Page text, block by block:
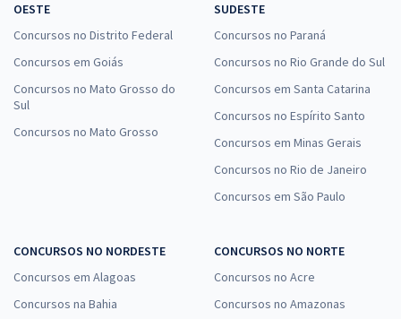
OESTE
Concursos no Distrito Federal
Concursos em Goiás
Concursos no Mato Grosso do
Sul
Concursos no Mato Grosso
SUDESTE
Concursos no Paraná
Concursos no Rio Grande do Sul
Concursos em Santa Catarina
Concursos no Espírito Santo
Concursos em Minas Gerais
Concursos no Rio de Janeiro
Concursos em São Paulo
CONCURSOS NO NORDESTE
Concursos em Alagoas
Concursos na Bahia
CONCURSOS NO NORTE
Concursos no Acre
Concursos no Amazonas